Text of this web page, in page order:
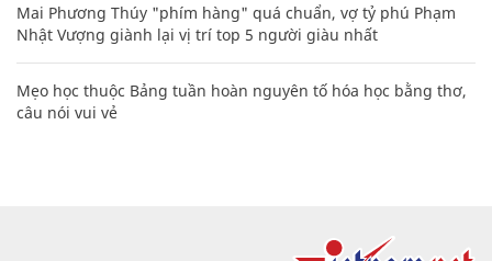
Mai Phương Thúy "phím hàng" quá chuẩn, vợ tỷ phú Phạm
Nhật Vượng giành lại vị trí top 5 người giàu nhất
Mẹo học thuộc Bảng tuần hoàn nguyên tố hóa học bằng thơ,
câu nói vui vẻ